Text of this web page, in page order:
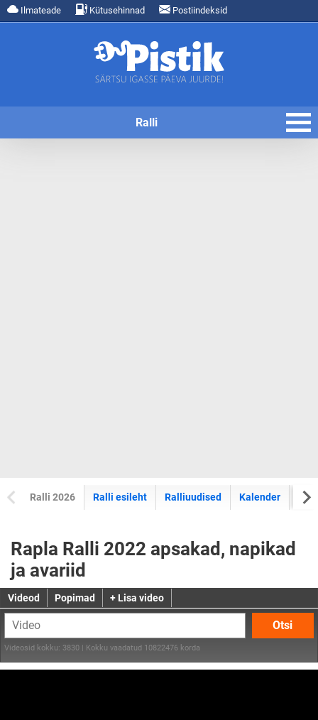
Ilmateade Kütusehinnad Postiindeksid
Ralli
Ralli 2026 Ralli esileht Ralliuudised Kalender
Rapla Ralli 2022 apsakad, napikad
ja avariid
Videod Popimad + Lisa video
Otsi
Videosid kokku: 3830 | Kokku vaadatud 10822476 korda